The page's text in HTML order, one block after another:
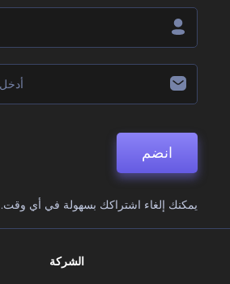
انضم
يمكنك إلغاء اشتراكك بسهولة في أي وقت.
الشركة